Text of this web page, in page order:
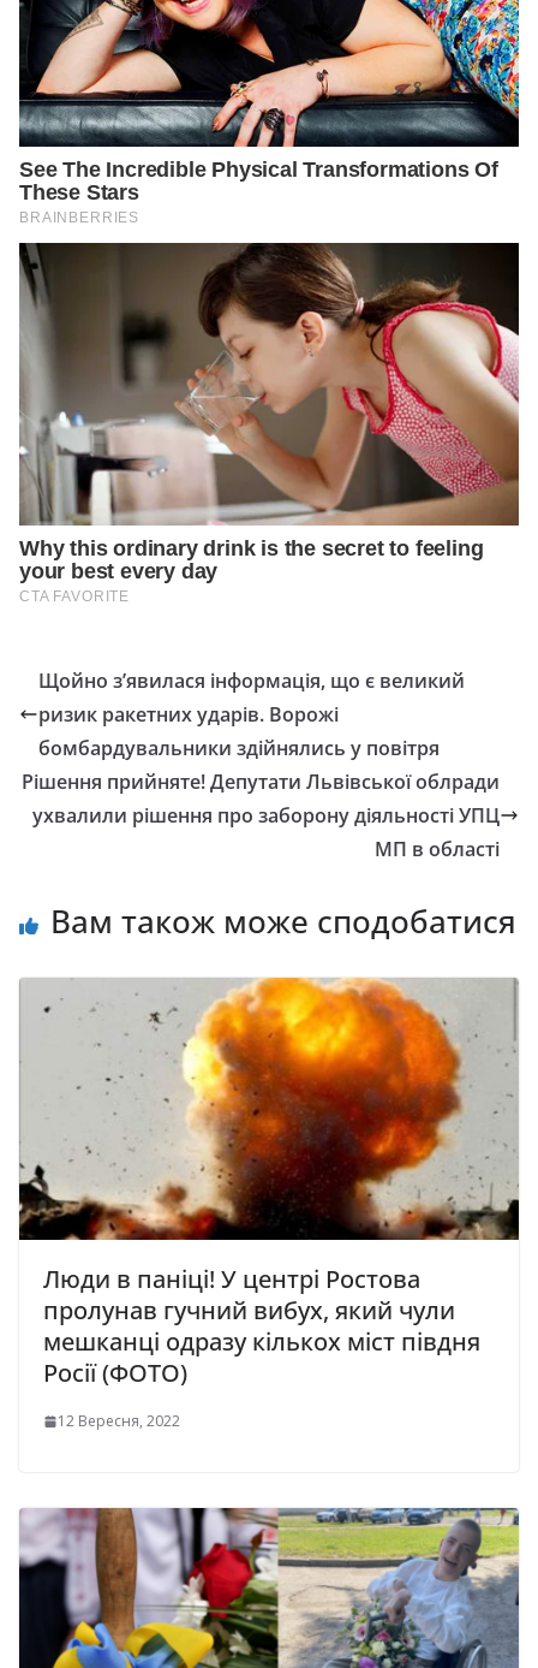
Щойно з’явилася інформація, що є великий
ризик ракетних ударів. Ворожі
бомбардувальники здійнялись у повітря
Рішення прийняте! Депутати Львівської облради
ухвалили рішення про заборону діяльності УПЦ
МП в області
Вам також може сподобатися
Люди в паніці! У центрі Ростова
пролунав гучний вибух, який чули
мешканці одразу кількох міст півдня
Росії (ФОТО)
12 Вересня, 2022